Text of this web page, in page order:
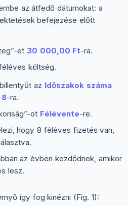
az átfedő dátumokat: a
befejezése előtt
et 30 000,00 Ft-ra.
költség.
az Időszakok száma
8-ra.
ot Félévente-re.
hogy 8 féléves fizetés van,
az évben kezdődnek, amikor
lesz.
így fog kinézni (Fig. 1):